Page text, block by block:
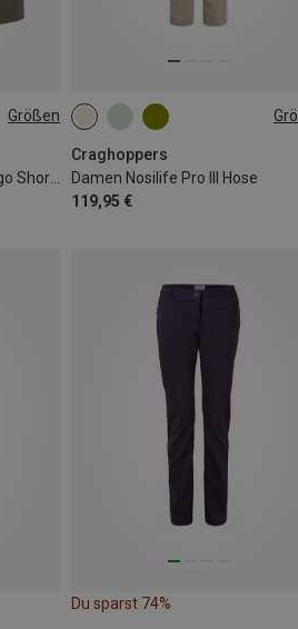
Größen
Craghoppers
Damen Nosilife Pro III Hose
119,95 €
S M L
M|S
Du sparst 74%